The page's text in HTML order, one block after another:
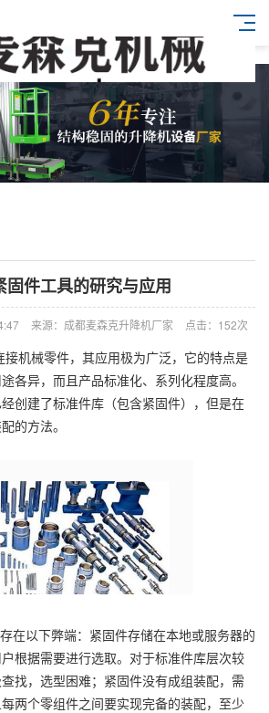
固件工具的研究与应用
来源：成都麦森克升降机厂家 点击：152次
接机械零件，其应用极为广泛，它的特点是
各异，而且产品标准化、系列化程度高。
创建了标准件库（包含紧固件），但是在
的方法。
在以下弊端：紧固件存储在本地或服务器的
根据需要进行选取。对于标准件库层次较
找，选型困难；紧固件没有成组装配，需
两个零组件之间要实现完备的装配，至少